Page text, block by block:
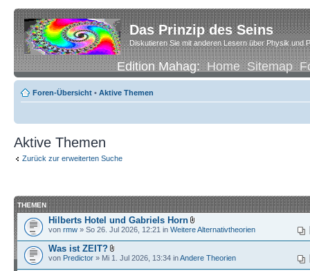
Das Prinzip des Seins
Diskutieren Sie mit anderen Lesern über Physik und
Edition Mahag:Home Sitemap
Foren-Übersicht • Aktive Themen
Aktive Themen
Zurück zur erweiterten Suche
THEMEN
Hilberts Hotel und Gabriels Horn
von rmw » So 26. Jul 2026, 12:21 in Weitere Alternativtheorien
Was ist ZEIT?
von Predictor » Mi 1. Jul 2026, 13:34 inAndere Theorien